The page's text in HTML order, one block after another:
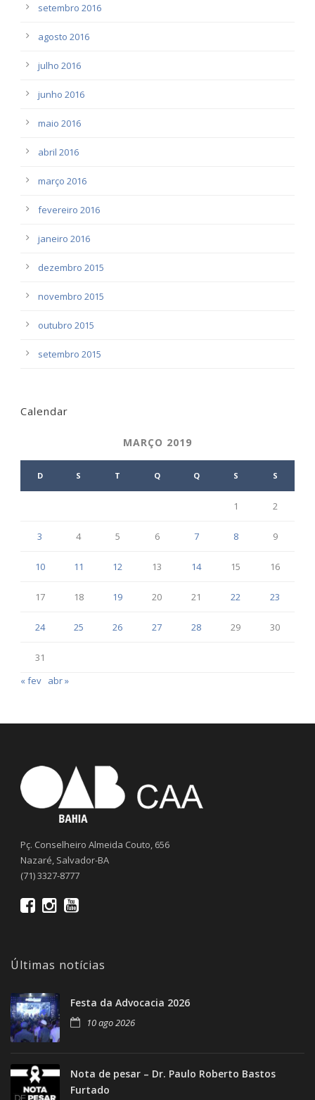
setembro 2016
agosto 2016
julho 2016
junho 2016
maio 2016
abril 2016
março 2016
fevereiro 2016
janeiro 2016
dezembro 2015
novembro 2015
outubro 2015
setembro 2015
Calendar
MARÇO 2019
D S T Q Q S S
1 2
3 4 5 6 7 8 9
10 11 12 13 14 15 16
17 18 19 20 21 22 23
24 25 26 27 28 29 30
31
« fev abr »
Pç. Conselheiro Almeida Couto, 656
Nazaré, Salvador-BA
(71) 3327-8777
Últimas notícias
Festa da Advocacia 2026
10 ago 2026
Nota de pesar – Dr. Paulo Roberto Bastos
Furtado